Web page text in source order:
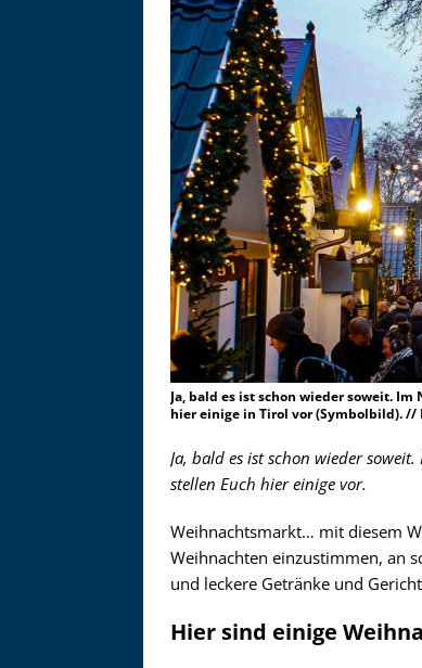
Ja, bald es ist schon wieder soweit.
hier einige in Tirol vor (Symbolbild). //
Ja, bald es ist schon wieder
stellen Euch hier einige vor.
Weihnachtsmarkt… mit diesem
Weihnachten einzustimmen, an
und leckere Getränke und
Hier sind einige
Schau Dir hier Bilder der
an.